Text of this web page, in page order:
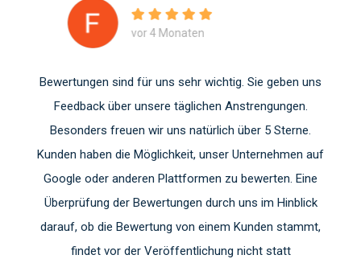
vor 4 Monaten
Bewertungen sind für uns sehr wichtig. Sie geben uns
Feedback über unsere täglichen Anstrengungen.
Besonders freuen wir uns natürlich über 5 Sterne.
Kunden haben die Möglichkeit, unser Unternehmen auf
Google oder anderen Plattformen zu bewerten. Eine
Überprüfung der Bewertungen durch uns im Hinblick
darauf, ob die Bewertung von einem Kunden stammt,
findet vor der Veröffentlichung nicht statt